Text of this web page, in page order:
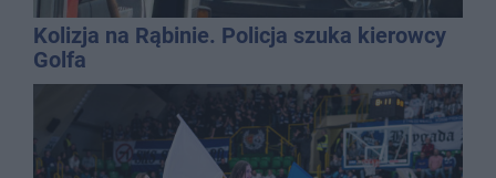
Kolizja na Rąbinie. Policja szuka kierowcy
Golfa